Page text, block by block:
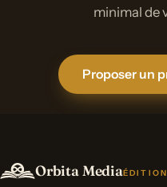
minimal de
Proposer un
Orbita Media